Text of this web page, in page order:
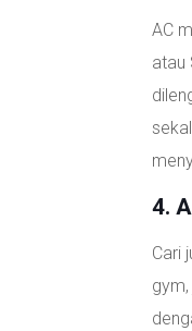
AC
atau
4.
Cari